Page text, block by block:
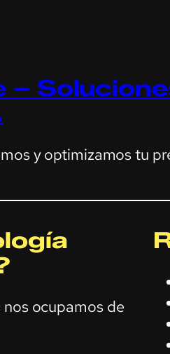
–
y optimizamos tu
ocupamos de